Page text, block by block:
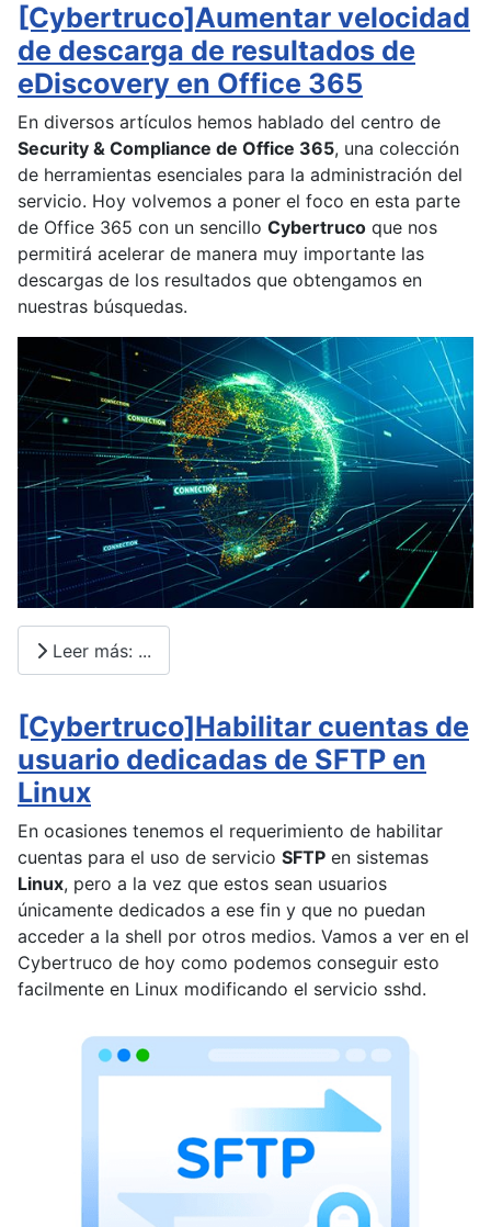
[Cybertruco]Aumentar velocidad
de descarga de resultados de
eDiscovery en Office 365
En diversos artículos hemos hablado del centro de
Security & Compliance de Office 365, una colección
de herramientas esenciales para la administración del
servicio. Hoy volvemos a poner el foco en esta parte
de Office 365 con un sencillo Cybertruco que nos
permitirá acelerar de manera muy importante las
descargas de los resultados que obtengamos en
nuestras búsquedas.
Leer más: ...
[Cybertruco]Habilitar cuentas de
usuario dedicadas de SFTP en
Linux
En ocasiones tenemos el requerimiento de habilitar
cuentas para el uso de servicio SFTP en sistemas
Linux, pero a la vez que estos sean usuarios
únicamente dedicados a ese fin y que no puedan
acceder a la shell por otros medios. Vamos a ver en el
Cybertruco de hoy como podemos conseguir esto
facilmente en Linux modificando el servicio sshd.